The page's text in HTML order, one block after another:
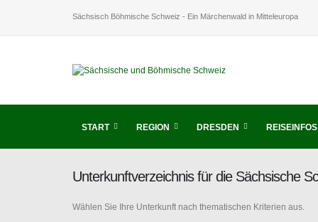
Sächsisch Böhmische Schweiz - Ein Märchenwald in Mitteleuropa
START REGION DRESDEN REISEINFOS
Unterkunftverzeichnis für die Sächsische
Wählen Sie Ihre Unterkunft nach thematischen Kriterien aus.